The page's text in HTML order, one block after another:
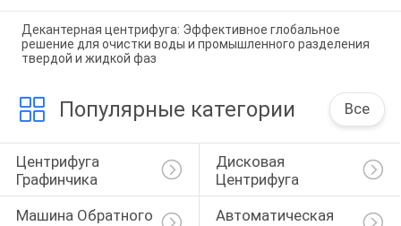
Декантерная центрифуга: Эффективное глобальное
решение для очистки воды и промышленного разделения
твердой и жидкой фаз
Популярные категории Все
Центрифуга
Графинчика
Дисковая
Центрифуга
Машина Обратного
Автоматическая